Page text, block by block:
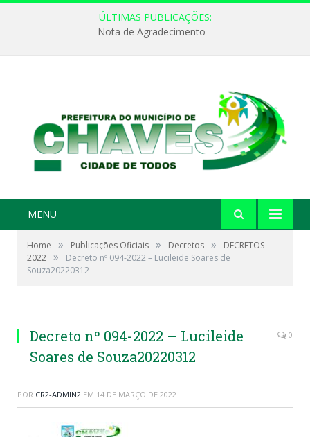
ÚLTIMAS PUBLICAÇÕES:
Nota de Agradecimento
MENU
Home » Publicações Oficiais » Decretos »
DECRETOS
2022 »
Decreto nº 094-2022 – Lucileide Soares de
Souza20220312
Decreto nº 094-2022 – Lucileide
Soares de Souza20220312
0
POR CR2-ADMIN2 EM 14 DE MARÇO DE 2022